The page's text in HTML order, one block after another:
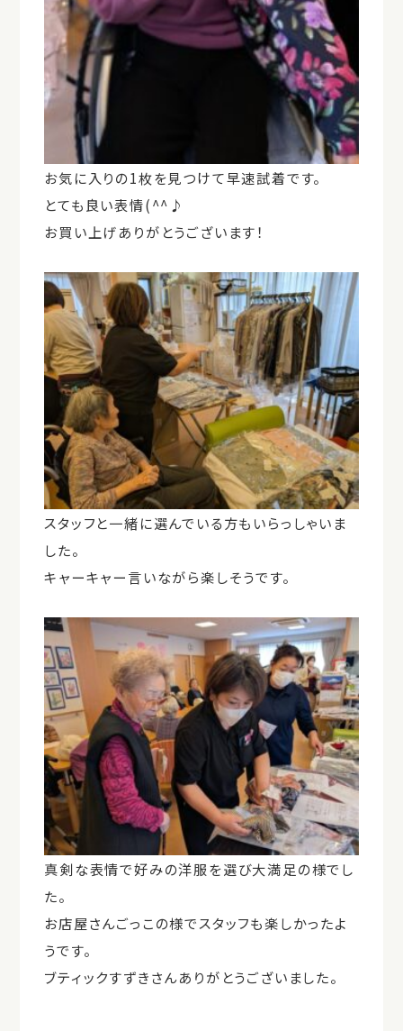
お気に入りの1枚を見つけて早速試着です。
とても良い表情(^^♪
お買い上げありがとうございます！
スタッフと一緒に選んでいる方もいらっしゃいま
した。
キャーキャー言いながら楽しそうです。
真剣な表情で好みの洋服を選び大満足の様でし
た。
お店屋さんごっこの様でスタッフも楽しかったよ
うです。
ブティックすずきさんありがとうございました。